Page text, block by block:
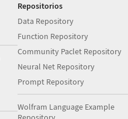
Repositorios
Data Repository
Function Repository
Community Paclet Repository
Neural Net Repository
Prompt Repository
Wolfram Language Example